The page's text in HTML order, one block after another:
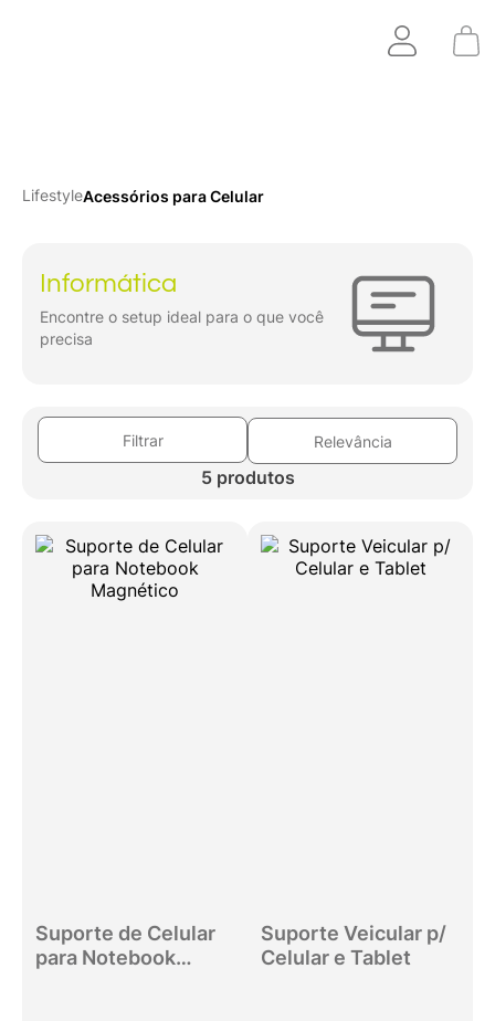
LifestyleAcessórios para Celular
Informática
Encontre o setup ideal para o que você
precisa
Filtrar Relevância
5 produtos
Suporte de Celular
para Notebook
Suporte Veicular p/
Celular e Tablet